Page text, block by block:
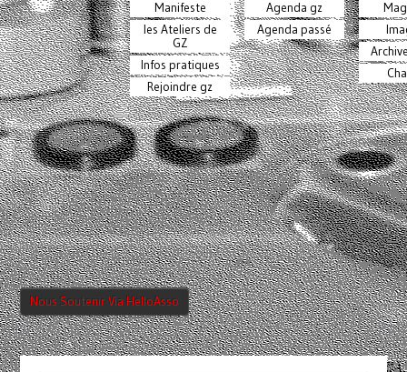
Manifeste
les Ateliers de
GZ
Infos pratiques
Rejoindre gz
Agenda gz
Agenda passé
Nous Soutenir Via HelloAsso